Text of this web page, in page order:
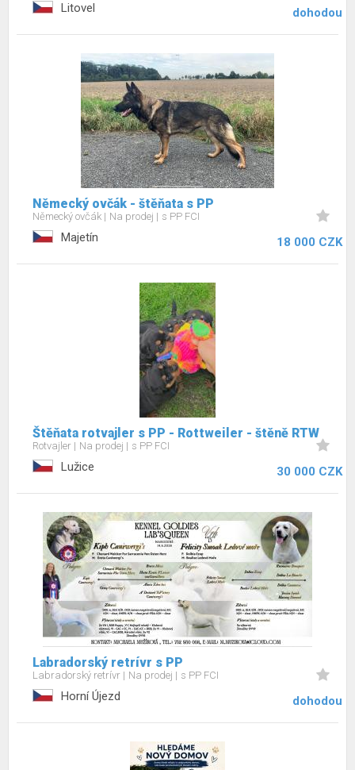
Litovel dohodou
Německý ovčák - štěňata s PP
Německý ovčák Na prodej s PP FCI
Majetín 18 000 CZK
Štěňata rotvajler s PP - Rottweiler - štěně RTW
Rotvajler Na prodej s PP FCI
Lužice 30 000 CZK
Labradorský retrívr s PP
Labradorský retrívr Na prodej s PP FCI
Horní Újezd dohodou